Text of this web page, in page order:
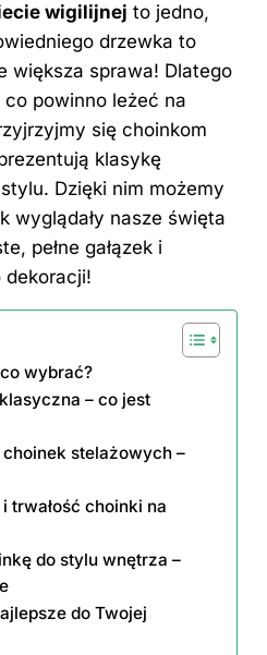
wigilijnej to jedno,
drzewka to
większa sprawa! Dlatego
powinno leżeć na
się choinkom
klasykę
Dzięki nim możemy
wyglądały nasze święta
pełne gałązek i
dekoracji!
wybrać?
– co jest
stelażowych –
trwałość choinki na
do stylu wnętrza –
do Twojej